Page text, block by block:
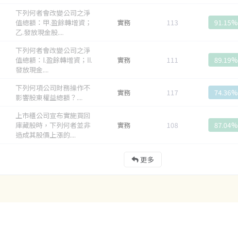
下列何者會改變公司之淨
值總額：甲.盈餘轉增資；
乙.發放現金股....
實務 113 91.15%
下列何者會改變公司之淨
值總額：I.盈餘轉增資；II.
發放現金....
實務 111 89.19%
下列何項公司財務操作不
影響股東權益總額？....
實務 117 74.36%
上市櫃公司宣布實施買回
庫藏股時，下列何者並非
造成其股價上漲的....
實務 108 87.04%
更多